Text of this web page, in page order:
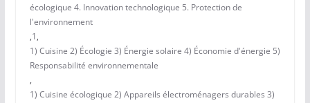
écologique 4. Innovation technologique 5. Protection de
l'environnement
,1,
1) Cuisine 2) Écologie 3) Énergie solaire 4) Économie d'énergie 5)
Responsabilité environnementale
,
1) Cuisine écologique 2) Appareils électroménagers durables 3)